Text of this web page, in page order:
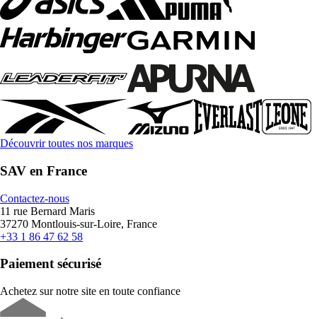
Découvrir toutes nos marques
SAV en France
Contactez-nous
11 rue Bernard Maris
37270 Montlouis-sur-Loire, France
+33 1 86 47 62 58
Paiement sécurisé
Achetez sur notre site en toute confiance